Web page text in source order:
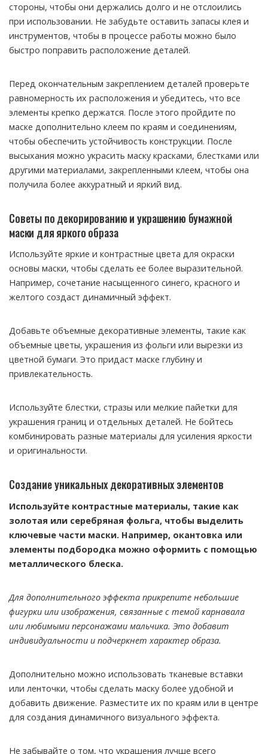
стороны, чтобы они держались долго и не отслоились
при использовании. Не забудьте оставить запасы клея и
инструментов, чтобы в процессе работы можно было
быстро поправить расположение деталей.
Перед окончательным закреплением деталей проверьте
равномерность их расположения и убедитесь, что все
элементы крепко держатся. После этого пройдите по
маске дополнительно клеем по краям и соединениям,
чтобы обеспечить устойчивость конструкции. После
высыхания можно украсить маску красками, блестками или
другими материалами, закрепленными клеем, чтобы она
получила более аккуратный и яркий вид.
Советы по декорированию и украшению бумажной
маски для яркого образа
Используйте яркие и контрастные цвета для окраски
основы маски, чтобы сделать ее более выразительной.
Например, сочетание насыщенного синего, красного и
желтого создаст динамичный эффект.
Добавьте объемные декоративные элементы, такие как
объемные цветы, украшения из фольги или вырезки из
цветной бумаги. Это придаст маске глубину и
привлекательность.
Используйте блестки, стразы или мелкие пайетки для
украшения границ и отдельных деталей. Не бойтесь
комбинировать разные материалы для усиления яркости
и оригинальности.
Создание уникальных декоративных элементов
Используйте контрастные материалы, такие как
золотая или серебряная фольга, чтобы выделить
ключевые части маски. Например, окантовка или
элементы подбородка можно оформить с помощью
металлического блеска.
Для дополнительного эффекта прикрепите небольшие
фигурки или изображения, связанные с темой карнавала
или любимыми персонажами мальчика. Это добавит
индивидуальности и подчеркнет характер образа.
Дополнительно можно использовать тканевые вставки
или ленточки, чтобы сделать маску более удобной и
добавить движение. Разместите их по краям или в центре
для создания динамичного визуального эффекта.
Не забывайте о том, что украшения лучше всего